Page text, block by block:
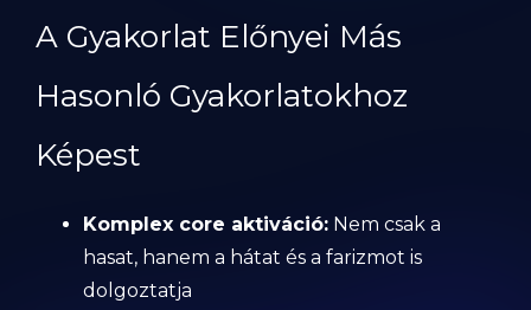
A Gyakorlat Előnyei Más
Hasonló Gyakorlatokhoz
Képest
Komplex core aktiváció: Nem csak a
hasat, hanem a hátat és a farizmot is
dolgoztatja